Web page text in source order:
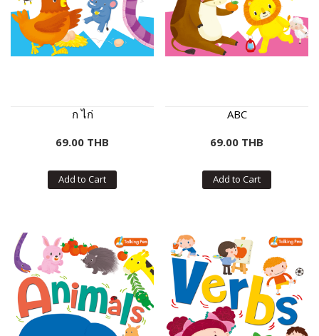
ก ไก่
69.00 THB
Add to Cart
ABC
69.00 THB
Add to Cart